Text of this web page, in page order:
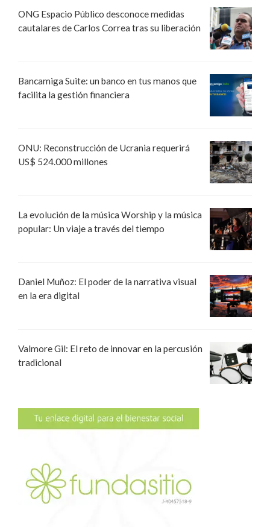
ONG Espacio Público desconoce medidas
cautalares de Carlos Correa tras su liberación
Bancamiga Suite: un banco en tus manos que
facilita la gestión financiera
ONU: Reconstrucción de Ucrania requerirá
US$ 524.000 millones
La evolución de la música Worship y la música
popular: Un viaje a través del tiempo
Daniel Muñoz: El poder de la narrativa visual
en la era digital
Valmore Gil: El reto de innovar en la percusión
tradicional